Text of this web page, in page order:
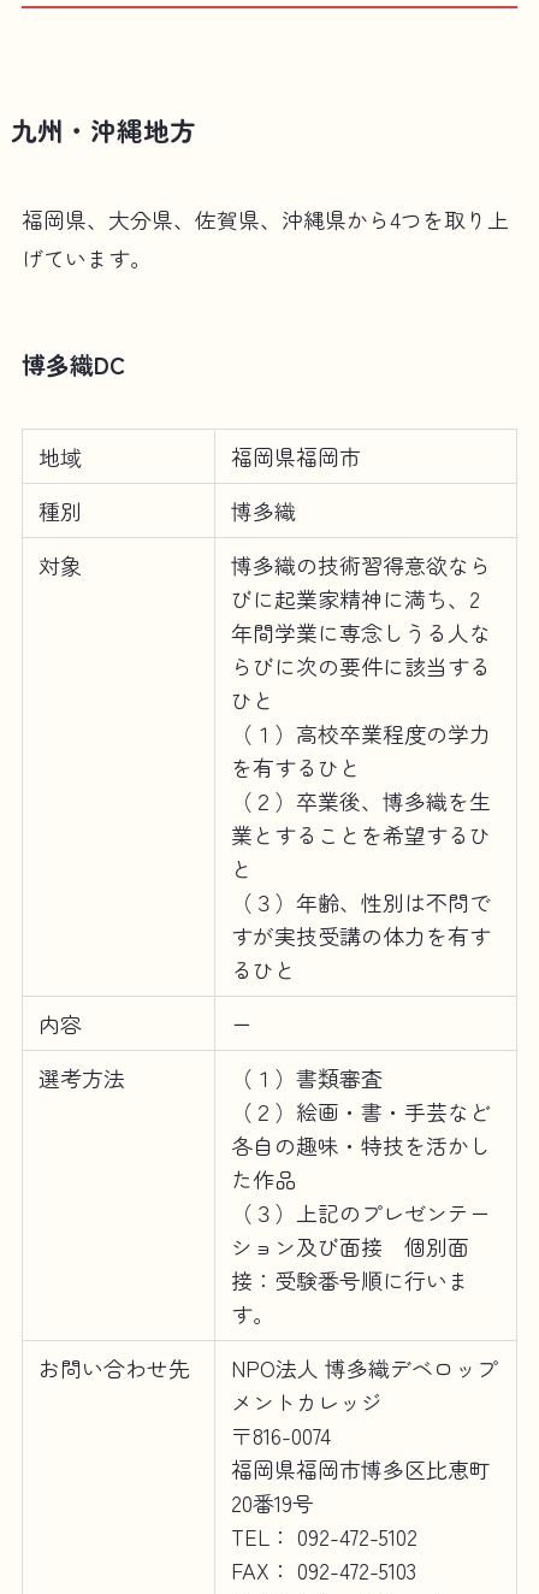
九州・沖縄地方
福岡県、大分県、佐賀県、沖縄県から4つを取り上
げています。
博多織DC
地域
福岡県福岡市
種別
博多織
対象
博多織の技術習得意欲なら
びに起業家精神に満ち、2
年間学業に専念しうる人な
らびに次の要件に該当する
ひと
（１）高校卒業程度の学力
を有するひと
（２）卒業後、博多織を生
業とすることを希望するひ
と
（３）年齢、性別は不問で
すが実技受講の体力を有す
るひと
内容
ー
選考方法
（１）書類審査
（２）絵画・書・手芸など
各自の趣味・特技を活かし
た作品
（３）上記のプレゼンテー
ション及び面接 個別面
接：受験番号順に行いま
す。
お問い合わせ先
NPO法人 博多織デベロップ
メントカレッジ
〒816-0074
福岡県福岡市博多区比恵町
20番19号
TEL： 092-472-5102
FAX： 092-472-5103